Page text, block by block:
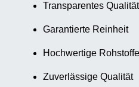
Transparentes
Garantierte Reinheit
Hochwertige Rohstoffe
Zuverlässige Qualität